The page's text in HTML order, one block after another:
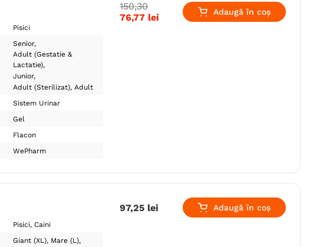
Pisici
Senior
Adult (Gestatie &
Lactatie)
Junior
Adult (Sterilizat) Adult
Sistem Urinar
Gel
Flacon
WePharm
150,30
76,77 lei Adaugă în coș
Pisici Caini
Giant (XL) Mare (L)
97,25 lei Adaugă în coș